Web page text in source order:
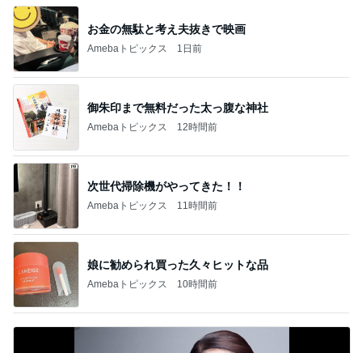
お金の無駄と考え夫抜きで映画
Amebaトピックス 1日前
御朱印まで無料だった太っ腹な神社
Amebaトピックス 12時間前
次世代掃除機がやってきた！！
Amebaトピックス 11時間前
娘に勧められ買った久々ヒットな品
Amebaトピックス 10時間前